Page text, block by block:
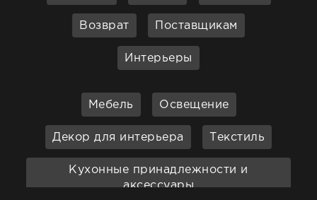
Возврат Поставщикам
Интерьеры
Мебель Освещение
Декор для интерьера Текстиль
Кухонные принадлежности и
аксессуары